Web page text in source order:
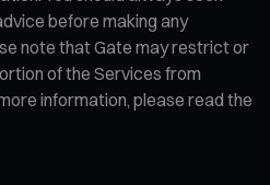
before making any
note that Gate may restrict or
of the Services from
information, please read the